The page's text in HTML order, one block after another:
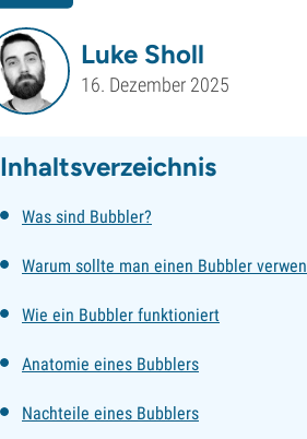
Luke Sholl
16. Dezember 2025
Inhaltsverzeichnis
Was sind Bubbler?
Warum sollte man einen Bubbler
Wie ein Bubbler funktioniert
Anatomie eines Bubblers
Nachteile eines Bubblers